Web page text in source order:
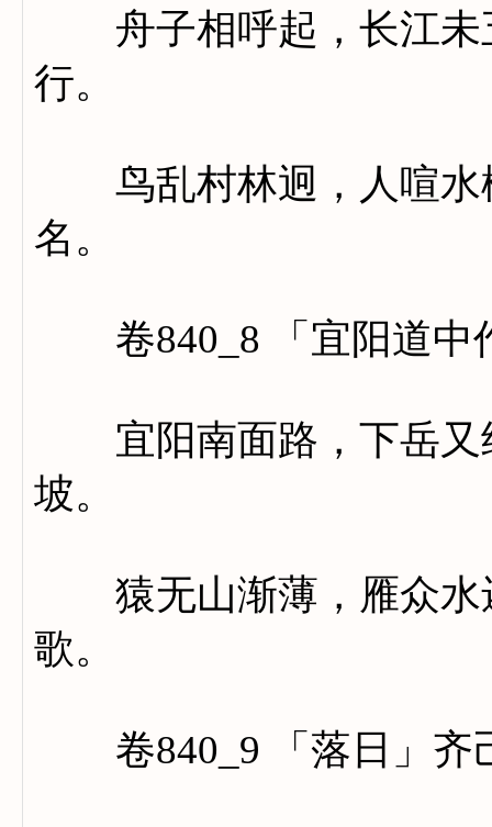
舟子相呼起，长江未
行。
鸟乱村林迥，人喧水
名。
卷840_8 「宜阳道中
宜阳南面路，下岳又
坡。
猿无山渐薄，雁众水
歌。
卷840_9 「落日」齐